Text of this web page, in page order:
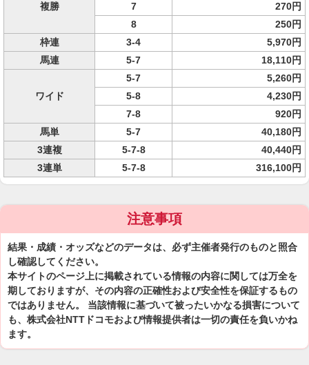
複勝
7
270円
8
250円
枠連
3-4
5,970円
馬連
5-7 18,110円
ワイド
5-7
5,260円
5-8
4,230円
7-8
920円
馬単
5-7
40,180円
3連複
5-7-8
40,440円
3連単
5-7-8 316,100円
注意事項
結果・成績・オッズなどのデータは、必ず主催者発行のものと照合
し確認してください。
本サイトのページ上に掲載されている情報の内容に関しては万全を
期しておりますが、その内容の正確性および安全性を保証するもの
ではありません。 当該情報に基づいて被ったいかなる損害について
も、株式会社NTTドコモおよび情報提供者は一切の責任を負いかね
ます。